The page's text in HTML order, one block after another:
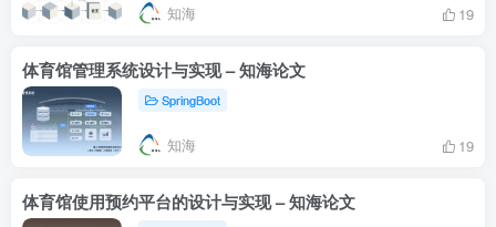
知海 19
体育馆管理系统设计与实现 – 知海论文
SpringBoot
知海 19
体育馆使用预约平台的设计与实现 – 知海论文